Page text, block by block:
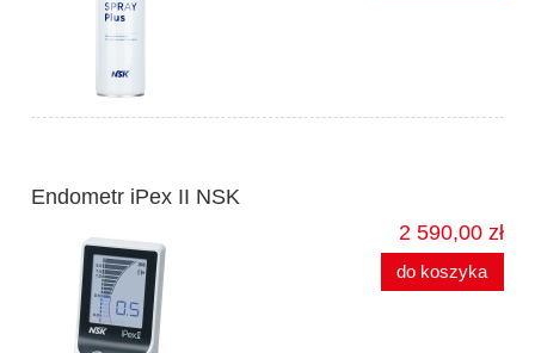
Endometr iPex II NSK
2 590,00 zł
do koszyka